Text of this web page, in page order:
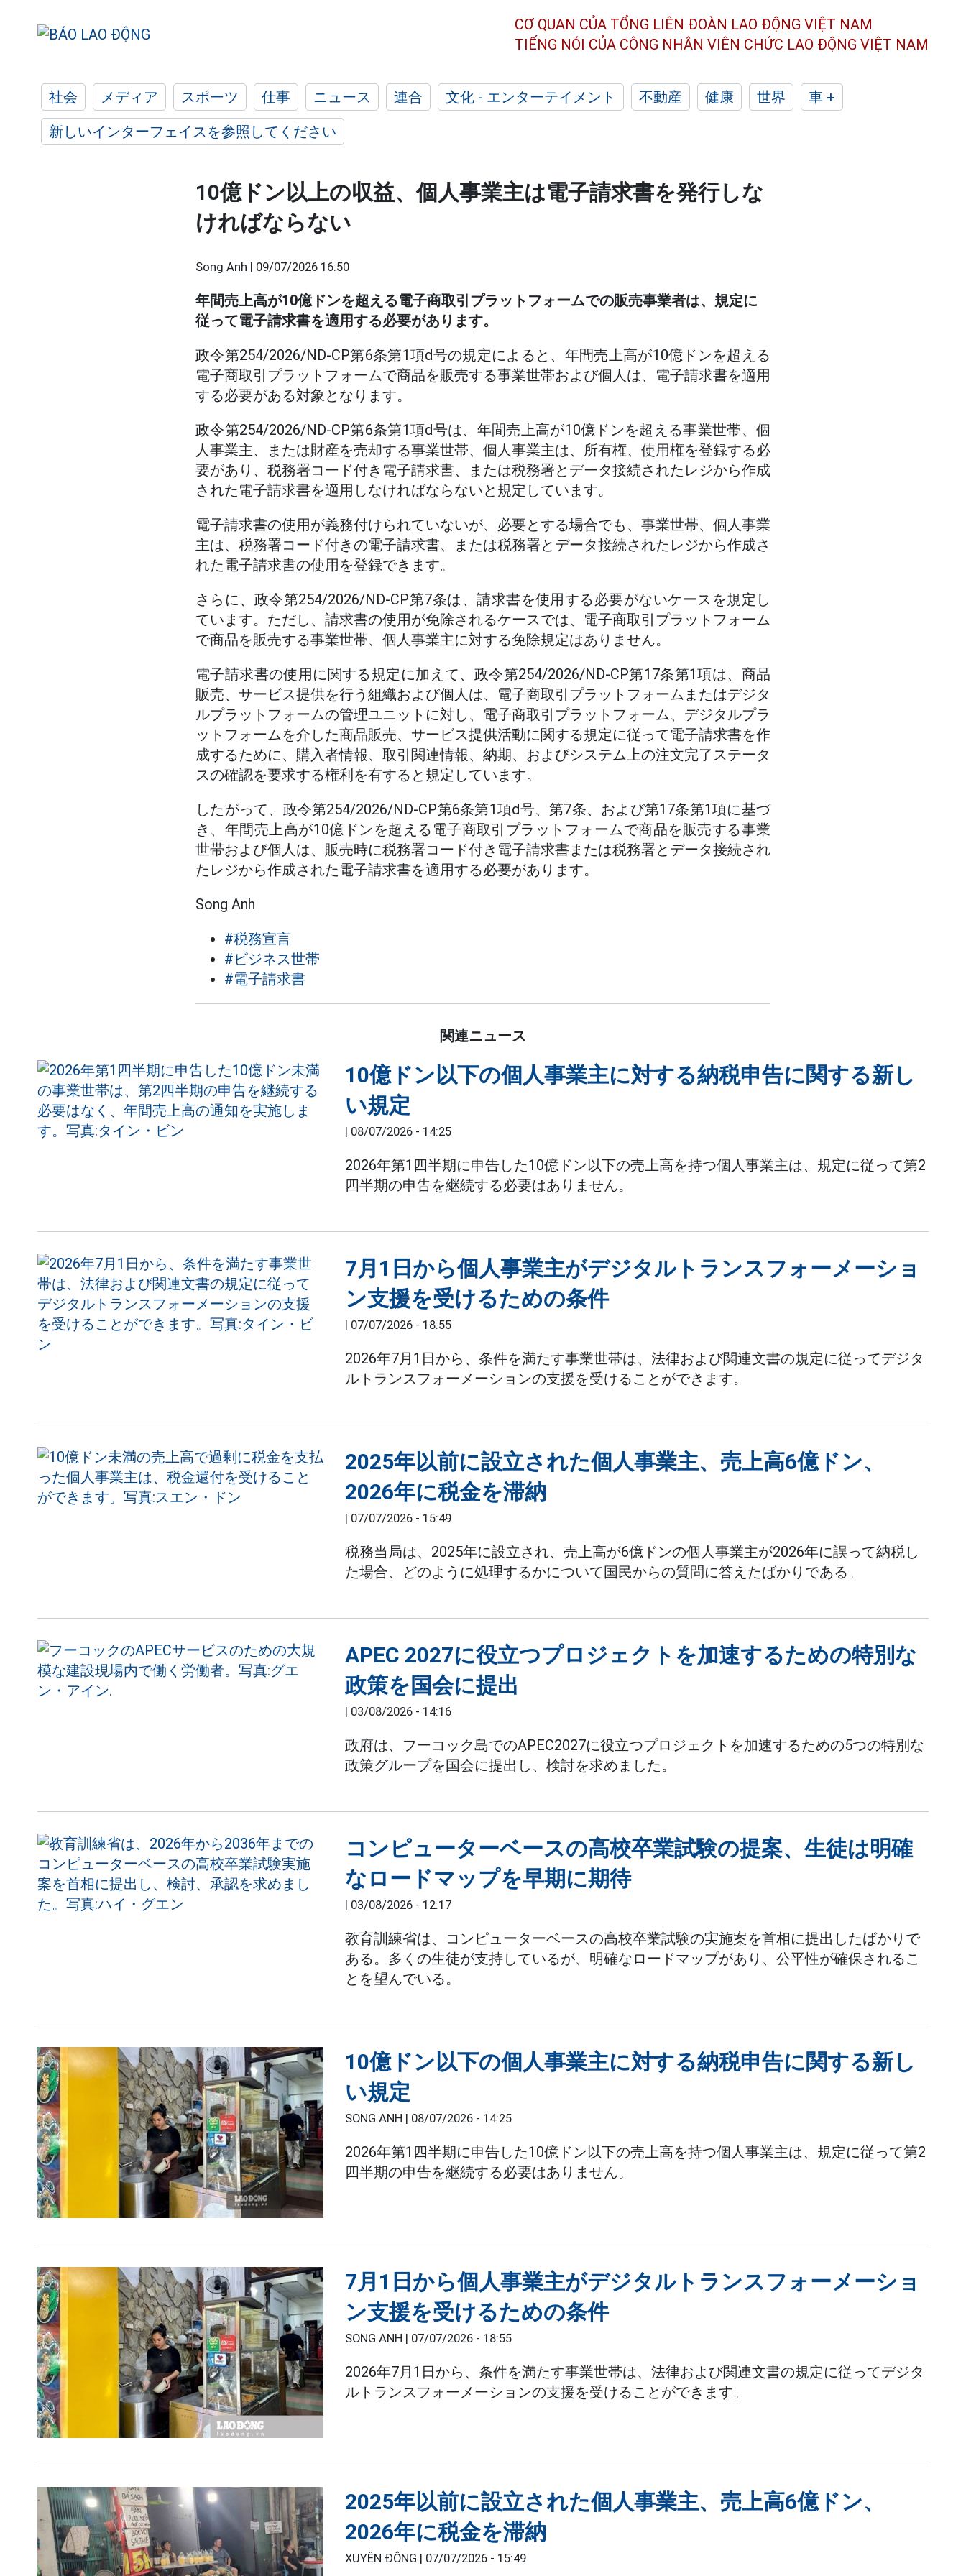
CƠ QUAN CỦA TỔNG LIÊN ĐOÀN LAO ĐỘNG VIỆT NAM
TIẾNG NÓI CỦA CÔNG NHÂN VIÊN CHỨC LAO ĐỘNG VIỆT NAM
社会 メディア スポーツ 仕事 ニュース 連合 文化 - エンターテイメント 不動産 健康 世界
車 +
新しいインターフェイスを参照してください
10億ドン以上の収益、個人事業主は電子請求書を発行しな
ければならない
Song Anh | 09/07/2026 16:50
年間売上高が10億ドンを超える電子商取引プラットフォームでの販売事業者は、規定に
従って電子請求書を適用する必要があります。
政令第254/2026/ND-CP第6条第1項d号の規定によると、年間売上高が10億ドンを超える
電子商取引プラットフォームで商品を販売する事業世帯および個人は、電子請求書を適用
する必要がある対象となります。
政令第254/2026/ND-CP第6条第1項d号は、年間売上高が10億ドンを超える事業世帯、個
人事業主、または財産を売却する事業世帯、個人事業主は、所有権、使用権を登録する必
要があり、税務署コード付き電子請求書、または税務署とデータ接続されたレジから作成
された電子請求書を適用しなければならないと規定しています。
電子請求書の使用が義務付けられていないが、必要とする場合でも、事業世帯、個人事業
主は、税務署コード付きの電子請求書、または税務署とデータ接続されたレジから作成さ
れた電子請求書の使用を登録できます。
さらに、政令第254/2026/ND-CP第7条は、請求書を使用する必要がないケースを規定し
ています。ただし、請求書の使用が免除されるケースでは、電子商取引プラットフォーム
で商品を販売する事業世帯、個人事業主に対する免除規定はありません。
電子請求書の使用に関する規定に加えて、政令第254/2026/ND-CP第17条第1項は、商品
販売、サービス提供を行う組織および個人は、電子商取引プラットフォームまたはデジタ
ルプラットフォームの管理ユニットに対し、電子商取引プラットフォーム、デジタルプラ
ットフォームを介した商品販売、サービス提供活動に関する規定に従って電子請求書を作
成するために、購入者情報、取引関連情報、納期、およびシステム上の注文完了ステータ
スの確認を要求する権利を有すると規定しています。
したがって、政令第254/2026/ND-CP第6条第1項d号、第7条、および第17条第1項に基づ
き、年間売上高が10億ドンを超える電子商取引プラットフォームで商品を販売する事業
世帯および個人は、販売時に税務署コード付き電子請求書または税務署とデータ接続され
たレジから作成された電子請求書を適用する必要があります。
Song Anh
#税務宣言
#ビジネス世帯
#電子請求書
関連ニュース
10億ドン以下の個人事業主に対する納税申告に関する新し
い規定
| 08/07/2026 - 14:25
2026年第1四半期に申告した10億ドン以下の売上高を持つ個人事業主は、規定に従って第2
四半期の申告を継続する必要はありません。
7月1日から個人事業主がデジタルトランスフォーメーショ
ン支援を受けるための条件
| 07/07/2026 - 18:55
2026年7月1日から、条件を満たす事業世帯は、法律および関連文書の規定に従ってデジタ
ルトランスフォーメーションの支援を受けることができます。
2025年以前に設立された個人事業主、売上高6億ドン、
2026年に税金を滞納
| 07/07/2026 - 15:49
税務当局は、2025年に設立され、売上高が6億ドンの個人事業主が2026年に誤って納税し
た場合、どのように処理するかについて国民からの質問に答えたばかりである。
APEC 2027に役立つプロジェクトを加速するための特別な
政策を国会に提出
| 03/08/2026 - 14:16
政府は、フーコック島でのAPEC2027に役立つプロジェクトを加速するための5つの特別な
政策グループを国会に提出し、検討を求めました。
コンピューターベースの高校卒業試験の提案、生徒は明確
なロードマップを早期に期待
| 03/08/2026 - 12:17
教育訓練省は、コンピューターベースの高校卒業試験の実施案を首相に提出したばかりで
ある。多くの生徒が支持しているが、明確なロードマップがあり、公平性が確保されるこ
とを望んでいる。
10億ドン以下の個人事業主に対する納税申告に関する新し
い規定
SONG ANH | 08/07/2026 - 14:25
2026年第1四半期に申告した10億ドン以下の売上高を持つ個人事業主は、規定に従って第2
四半期の申告を継続する必要はありません。
7月1日から個人事業主がデジタルトランスフォーメーショ
ン支援を受けるための条件
SONG ANH | 07/07/2026 - 18:55
2026年7月1日から、条件を満たす事業世帯は、法律および関連文書の規定に従ってデジタ
ルトランスフォーメーションの支援を受けることができます。
2025年以前に設立された個人事業主、売上高6億ドン、
2026年に税金を滞納
XUYÊN ĐÔNG | 07/07/2026 - 15:49